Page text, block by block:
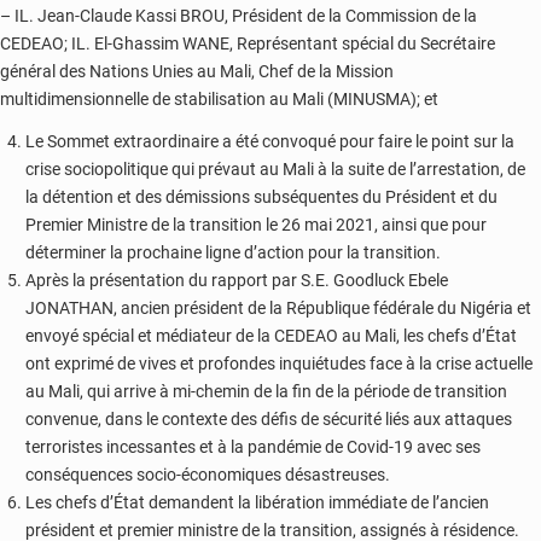
– IL. Jean-Claude Kassi BROU, Président de la Commission de la
CEDEAO; IL. El-Ghassim WANE, Représentant spécial du Secrétaire
général des Nations Unies au Mali, Chef de la Mission
multidimensionnelle de stabilisation au Mali (MINUSMA); et
Le Sommet extraordinaire a été convoqué pour faire le point sur la
crise sociopolitique qui prévaut au Mali à la suite de l’arrestation, de
la détention et des démissions subséquentes du Président et du
Premier Ministre de la transition le 26 mai 2021, ainsi que pour
déterminer la prochaine ligne d’action pour la transition.
Après la présentation du rapport par S.E. Goodluck Ebele
JONATHAN, ancien président de la République fédérale du Nigéria et
envoyé spécial et médiateur de la CEDEAO au Mali, les chefs d’État
ont exprimé de vives et profondes inquiétudes face à la crise actuelle
au Mali, qui arrive à mi-chemin de la fin de la période de transition
convenue, dans le contexte des défis de sécurité liés aux attaques
terroristes incessantes et à la pandémie de Covid-19 avec ses
conséquences socio-économiques désastreuses.
Les chefs d’État demandent la libération immédiate de l’ancien
président et premier ministre de la transition, assignés à résidence.